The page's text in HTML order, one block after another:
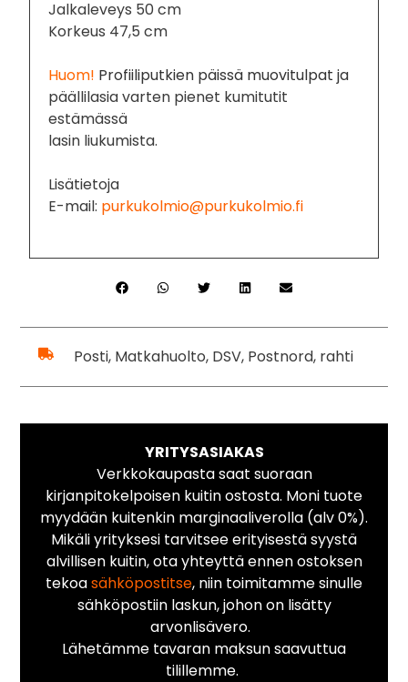
Jalkaleveys 50 cm
Korkeus 47,5 cm
Huom! Profiiliputkien päissä muovitulpat ja
päällilasia varten pienet kumitutit
estämässä
lasin liukumista.
Lisätietoja
E-mail: purkukolmio@purkukolmio.fi
Posti, Matkahuolto, DSV, Postnord, rahti
YRITYSASIAKAS
Verkkokaupasta saat suoraan
kirjanpitokelpoisen kuitin ostosta. Moni tuote
myydään kuitenkin marginaaliverolla (alv 0%).
Mikäli yrityksesi tarvitsee erityisestä syystä
alvillisen kuitin, ota yhteyttä ennen ostoksen
tekoasähköpostitse, niin toimitamme sinulle
sähköpostiin laskun, johon on lisätty
arvonlisävero.
Lähetämme tavaran maksun saavuttua
tilillemme.